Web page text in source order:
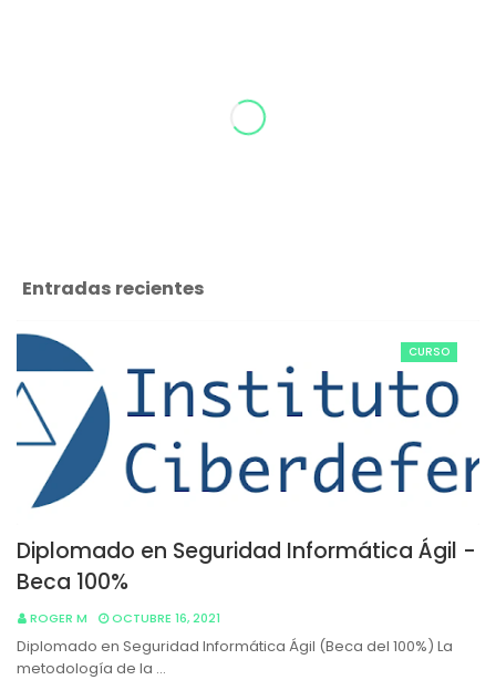
Entradas recientes
CURSO
Diplomado en Seguridad Informática Ágil -
Beca 100%
ROGER M OCTUBRE 16, 2021
Diplomado en Seguridad Informática Ágil (Beca del 100%) La
metodología de la …